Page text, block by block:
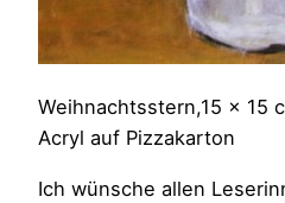
Weihnachtsstern,15 x 15
Acryl auf Pizzakarton
Ich wünsche allen